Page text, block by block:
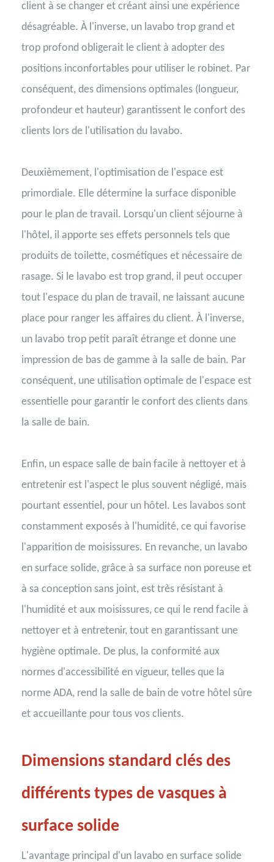
client à se changer et créant ainsi une expérience
désagréable. À l'inverse, un lavabo trop grand et
trop profond obligerait le client à adopter des
positions inconfortables pour utiliser le robinet. Par
conséquent, des dimensions optimales (longueur,
profondeur et hauteur) garantissent le confort des
clients lors de l'utilisation du lavabo.
Deuxièmement, l'optimisation de l'espace est
primordiale. Elle détermine la surface disponible
pour le plan de travail. Lorsqu'un client séjourne à
l'hôtel, il apporte ses effets personnels tels que
produits de toilette, cosmétiques et nécessaire de
rasage. Si le lavabo est trop grand, il peut occuper
tout l'espace du plan de travail, ne laissant aucune
place pour ranger les affaires du client. À l'inverse,
un lavabo trop petit paraît étrange et donne une
impression de bas de gamme à la salle de bain. Par
conséquent, une utilisation optimale de l'espace est
essentielle pour garantir le confort des clients dans
la salle de bain.
Enfin, un espace salle de bain facile à nettoyer et à
entretenir est l'aspect le plus souvent négligé, mais
pourtant essentiel, pour un hôtel. Les lavabos sont
constamment exposés à l'humidité, ce qui favorise
l'apparition de moisissures. En revanche, un lavabo
en surface solide, grâce à sa surface non poreuse et
à sa conception sans joint, est très résistant à
l'humidité et aux moisissures, ce qui le rend facile à
nettoyer et à entretenir, tout en garantissant une
hygiène optimale. De plus, la conformité aux
normes d'accessibilité en vigueur, telles que la
norme ADA, rend la salle de bain de votre hôtel sûre
et accueillante pour tous vos clients.
Dimensions standard clés des
différents types de vasques à
surface solide
L'avantage principal d'un lavabo en surface solide